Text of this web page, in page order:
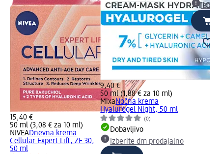
15,40 €
50 ml (3,08 € za 10 ml)
NIVEADnevna krema
Cellular Expert Lift, ZF 30,
50 ml
9,40 €
50 ml (1,88 € za 10 ml)
MixaNočna krema
Hyalurogel Night, 50 ml
(0)
Dobavljivo
Izberite dm prodajalno